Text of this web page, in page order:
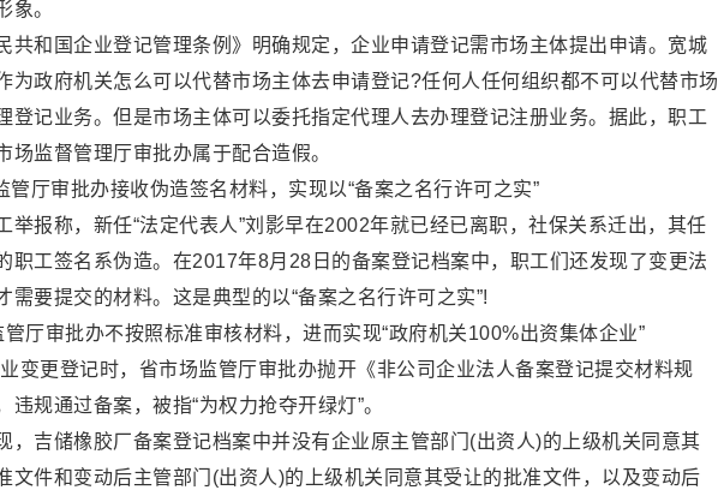
象。
共和国企业登记管理条例》明确规定，企业申请登记需市场主体提出申请。宽城
为政府机关怎么可以代替市场主体去申请登记?任何人任何组织都不可以代替市场
登记业务。但是市场主体可以委托指定代理人去办理登记注册业务。据此，职工
场监督管理厅审批办属于配合造假。
管厅审批办接收伪造签名材料，实现以“备案之名行许可之实”
举报称，新任“法定代表人”刘影早在2002年就已经已离职，社保关系迁出，其任
职工签名系伪造。在2017年8月28日的备案登记档案中，职工们还发现了变更法
需要提交的材料。这是典型的以“备案之名行许可之实”!
厅审批办不按照标准审核材料，进而实现“政府机关100%出资集体企业”
变更登记时，省市场监管厅审批办抛开《非公司企业法人备案登记提交材料规
违规通过备案，被指“为权力抢夺开绿灯”。
，吉储橡胶厂备案登记档案中并没有企业原主管部门(出资人)的上级机关同意其
文件和变动后主管部门(出资人)的上级机关同意其受让的批准文件，以及变动后